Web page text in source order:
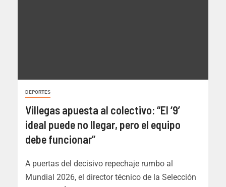
DEPORTES
Villegas apuesta al colectivo: “El ‘9’
ideal puede no llegar, pero el equipo
debe funcionar”
A puertas del decisivo repechaje rumbo al
Mundial 2026, el director técnico de la Selección